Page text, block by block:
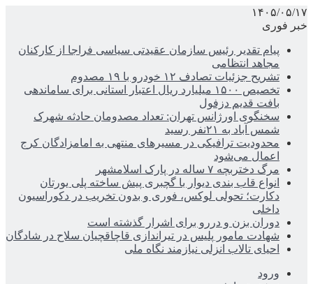
۱۴۰۵/۰۵/۱۷
خبر فوری
پیام تقدیر رئیس سازمان عقیدتی سیاسی فراجا از کارکنان
مجاهد انتظامی
تشریح جزئیات تصادف ۱۲ خودرو با ۱۹ مصدوم
تخصیص ۱۵۰۰ میلیارد ریال اعتبار استانی برای ساماندهی
بافت قدیم دزفول
سخنگوی اورژانس تهران: تعداد مصدومان حادثه شهرک
شمس آباد به ۲۱نفر رسید
محدودیت ترافیکی در مسیرهای منتهی به امامزادگان کرج
اعمال می‌شود
مرگ دختربچه ۷ ساله در پارک اسلامشهر
انواع قاب بندی دیوار با گچبری پیش ساخته پلی یورتان
دکارت؛ تحولی لوکس، فوری و بدون تخریب در دکوراسیون
داخلی
دوران بزن و دررو برای اشرار گذشته است
شهادت مامور پلیس در تیراندازی قاچاقچیان سلاح در شادگان
احیای تالاب انزلی نیازمند نگاه ملی
ورود